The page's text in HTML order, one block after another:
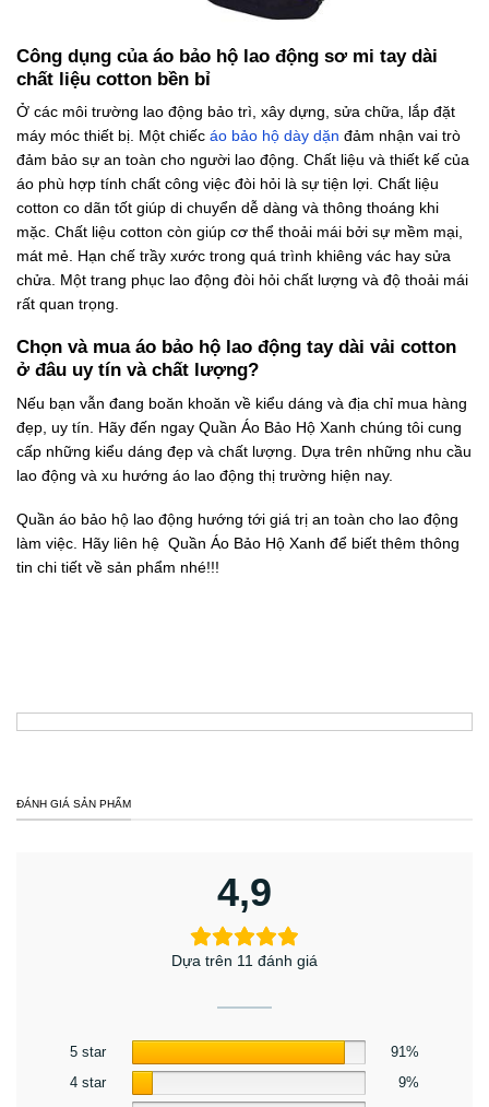
Công dụng của áo bảo hộ lao động sơ mi tay dài
chất liệu cotton bền bỉ
Ở các môi trường lao động bảo trì, xây dựng, sửa chữa, lắp đặt
máy móc thiết bị. Một chiếc áo bảo hộ dày dặn đảm nhận vai trò
đảm bảo sự an toàn cho người lao động. Chất liệu và thiết kế của
áo phù hợp tính chất công việc đòi hỏi là sự tiện lợi. Chất liệu
cotton co dãn tốt giúp di chuyển dễ dàng và thông thoáng khi
mặc. Chất liệu cotton còn giúp cơ thể thoải mái bởi sự mềm mại,
mát mẻ. Hạn chế trầy xước trong quá trình khiêng vác hay sửa
chửa. Một trang phục lao động đòi hỏi chất lượng và độ thoải mái
rất quan trọng.
Chọn và mua áo bảo hộ lao động tay dài vải cotton
ở đâu uy tín và chất lượng?
Nếu bạn vẫn đang boăn khoăn về kiểu dáng và địa chỉ mua hàng
đẹp, uy tín. Hãy đến ngay Quần Áo Bảo Hộ Xanh chúng tôi cung
cấp những kiểu dáng đẹp và chất lượng. Dựa trên những nhu cầu
lao động và xu hướng áo lao động thị trường hiện nay.
Quần áo bảo hộ lao động hướng tới giá trị an toàn cho lao động
làm việc. Hãy liên hệ Quần Áo Bảo Hộ Xanh để biết thêm thông
tin chi tiết về sản phẩm nhé!!!
ĐÁNH GIÁ SẢN PHẨM
4,9
Dựa trên 11 đánh giá
5 star
91%
4 star
9%